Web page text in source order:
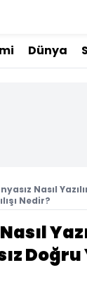
Dünya
Nasıl
Nedir?
Doğru